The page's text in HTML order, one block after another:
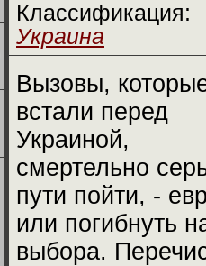
Классификация:
Украина
Вызовы,
встали перед
Украиной,
смертельно
пути пойти, -
или погибнуть
выбора.